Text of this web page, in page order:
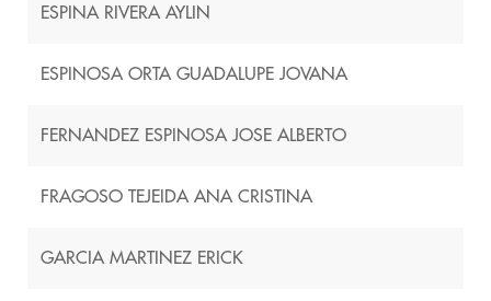
ESPINA RIVERA AYLIN
ESPINOSA ORTA GUADALUPE JOVANA
FERNANDEZ ESPINOSA JOSE ALBERTO
FRAGOSO TEJEIDA ANA CRISTINA
GARCIA MARTINEZ ERICK